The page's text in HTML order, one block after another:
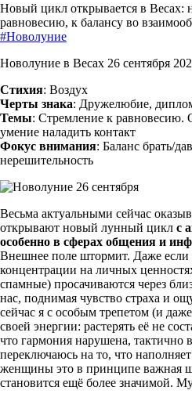
Новый цикл открывается в Весах:
равновесию, к балансу во
#Новолуние
Новолуние в Весах 26 сентября
Стихия: Воздух
Черты знака: Дружелюбие,
Темы: Стремление к равновесию.
умение наладить контакт
Фокус внимания: Баланс брать/
нерешительность
Весьма актуальными сейчас
открывают новый лунный цикл с
особенно в сферах общения и
Внешнее поле штормит. Даже если
концентрации на личных
спамные) просачиваются через
нас, поднимая чувство страха и
сейчас я с особым трепетом (и
своей энергии: растерять её не
что гармония нарушена, тактично
переключаюсь на то, что
женщины это в принципе важная
становится ещё более значимой.